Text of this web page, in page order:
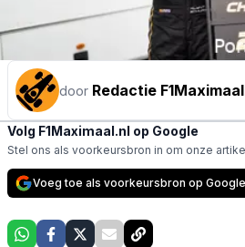
door Redactie
Volg F1Maximaal.nl op Google
Stel ons als voorkeursbron in om onze
Voeg toe als voorkeursbron op Google